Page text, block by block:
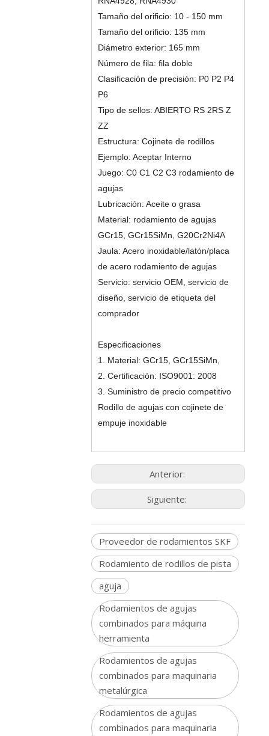
Tamaño del orificio: 10 - 150 mm
Tamaño del orificio: 135 mm
Diámetro exterior: 165 mm
Número de fila: fila doble
Clasificación de precisión: P0 P2 P4
P6
Tipo de sellos: ABIERTO RS 2RS Z
ZZ
Estructura: Cojinete de rodillos
Ejemplo: Aceptar Interno
Juego: C0 C1 C2 C3 rodamiento de
agujas
Lubricación: Aceite o grasa
Material: rodamiento de agujas
GCr15, GCr15SiMn, G20Cr2Ni4A
Jaula: Acero inoxidable/latón/placa
de acero rodamiento de agujas
Servicio: servicio OEM, servicio de
diseño, servicio de etiqueta del
comprador
Especificaciones
1. Material: GCr15, GCr15SiMn,
2. Certificación: ISO9001: 2008
3. Suministro de precio competitivo
Rodillo de agujas con cojinete de
empuje inoxidable
Anterior:
Siguiente:
Proveedor de rodamientos SKF
Rodamiento de rodillos de pista
aguja
Rodamientos de agujas
combinados para máquina
herramienta
Rodamientos de agujas
combinados para maquinaria
metalúrgica
Rodamientos de agujas
combinados para maquinaria